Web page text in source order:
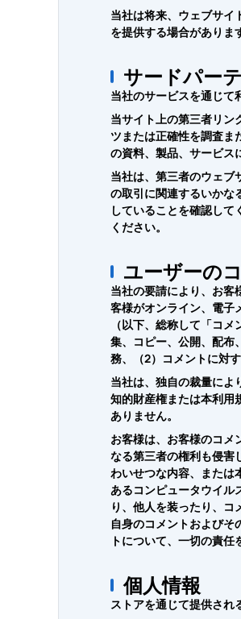
当社は将来、ウェブサイ
を提供する場合がありま
サードパー
当社のサービスを通じて
当サイト上の第三者リン
ツまたは正確性を調査ま
の資料、製品、サービス
当社は、第三者のウェブ
の取引に関連するいかな
していることを確認し
ください。
ユーザーの
当社の要請により、お客
客様がオンライン、電子
（以下、総称して「コ
集、コピー、公開、配布
務、（2）コメントに対
当社は、独自の裁量によ
知的財産権または本利用
ありません。
お客様は、お客様のコメ
なる第三者の権利も侵害
わいせつな内容、または
あるコンピュータウイル
り、他人を装ったり、
自身のコメントおよび
トについて、一切の責任
個人情報
ストアを通じて提供され